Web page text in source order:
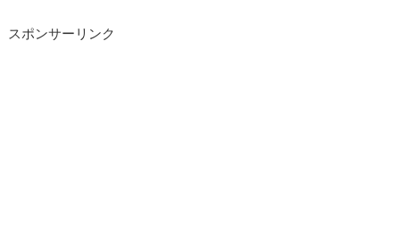
スポンサーリンク